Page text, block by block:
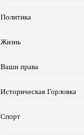
Политика
Жизнь
Ваши права
Историческая Горловка
Спорт